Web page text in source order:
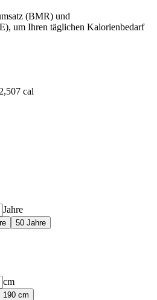
(BMR) und
um Ihren täglichen Kalorienbedarf
2,507 cal
Jahre
50 Jahre
cm
190 cm